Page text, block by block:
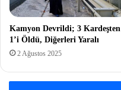
Kamyon Devrildi; 3 Kardeşten
1’i Öldü, Diğerleri Yaralı
2 Ağustos 2025